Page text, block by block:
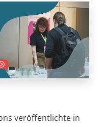
veröffentlichte in